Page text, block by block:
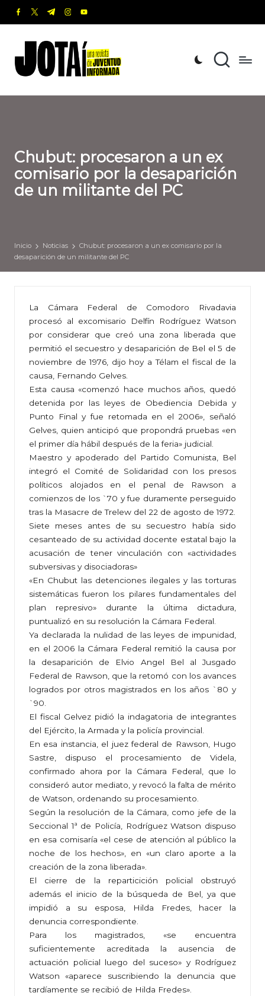
Saltar
contenido
facebook.com
twitter.com
t.me instagram.com
youtube.com
o
t
revista
de
Informada
Chubut: procesaron a un ex
comisario por la desaparición
de un militante del PC
Inicio Noticias
Chubut: procesaron a un ex comisario por la
desaparición de un militante del PC
La Cámara Federal de Comodoro Rivadavia
procesó al excomisario Delfín Rodríguez Watson
por considerar que creó una zona liberada que
permitió el secuestro y desaparición de Bel el 5 de
noviembre de 1976, dijo hoy a Télam el fiscal de la
causa, Fernando Gelves.
Esta causa «comenzó hace muchos años, quedó
detenida por las leyes de Obediencia Debida y
Punto Final y fue retomada en el 2006», señaló
Gelves, quien anticipó que propondrá pruebas «en
el primer día hábil después de la feria» judicial.
Maestro y apoderado del Partido Comunista, Bel
integró el Comité de Solidaridad con los presos
políticos alojados en el penal de Rawson a
comienzos de los `70 y fue duramente perseguido
tras la Masacre de Trelew del 22 de agosto de 1972.
Siete meses antes de su secuestro había sido
cesanteado de su actividad docente estatal bajo la
acusación de tener vinculación con «actividades
subversivas y disociadoras»
«En Chubut las detenciones ilegales y las torturas
sistemáticas fueron los pilares fundamentales del
plan represivo» durante la última dictadura,
puntualizó en su resolución la Cámara Federal.
Ya declarada la nulidad de las leyes de impunidad,
en el 2006 la Cámara Federal remitió la causa por
la desaparición de Elvio Angel Bel al Jusgado
Federal de Rawson, que la retomó con los avances
logrados por otros magistrados en los años `80 y
`90.
El fiscal Gelvez pidió la indagatoria de integrantes
del Ejército, la Armada y la policía provincial.
En esa instancia, el juez federal de Rawson, Hugo
Sastre, dispuso el procesamiento de Videla,
confirmado ahora por la Cámara Federal, que lo
consideró autor mediato, y revocó la falta de mérito
de Watson, ordenando su procesamiento.
Según la resolución de la Cámara, como jefe de la
Seccional 1ª de Policía, Rodríguez Watson dispuso
en esa comisaría «el cese de atención al público la
noche de los hechos», en «un claro aporte a la
creación de la zona liberada».
El cierre de la reparticición policial obstruyó
además el inicio de la búsqueda de Bel, ya que
impidió a su esposa, Hilda Fredes, hacer la
denuncia correspondiente.
Para los magistrados, «se encuentra
suficientemente acreditada la ausencia de
actuación policial luego del suceso» y Rodríguez
Watson «aparece suscribiendo la denuncia que
tardíamente se recibió de Hilda Fredes».